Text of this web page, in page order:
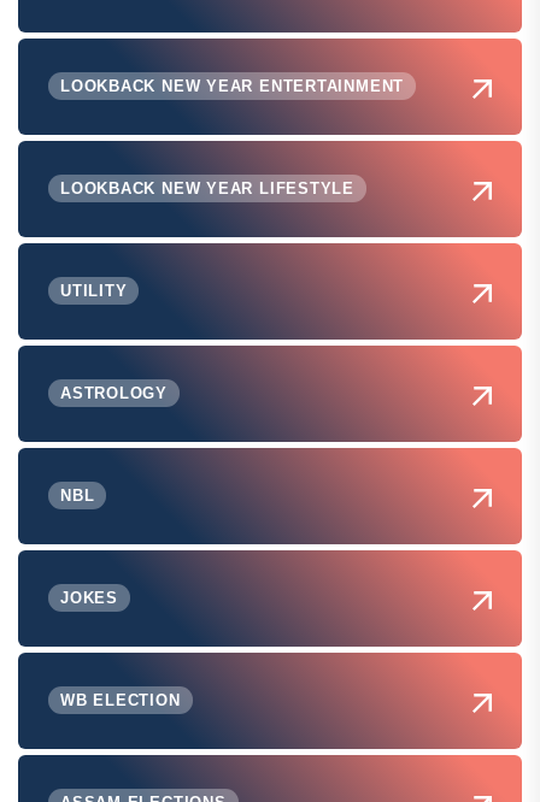
LOOKBACK NEW YEAR ENTERTAINMENT
LOOKBACK NEW YEAR LIFESTYLE
UTILITY
ASTROLOGY
NBL
JOKES
WB ELECTION